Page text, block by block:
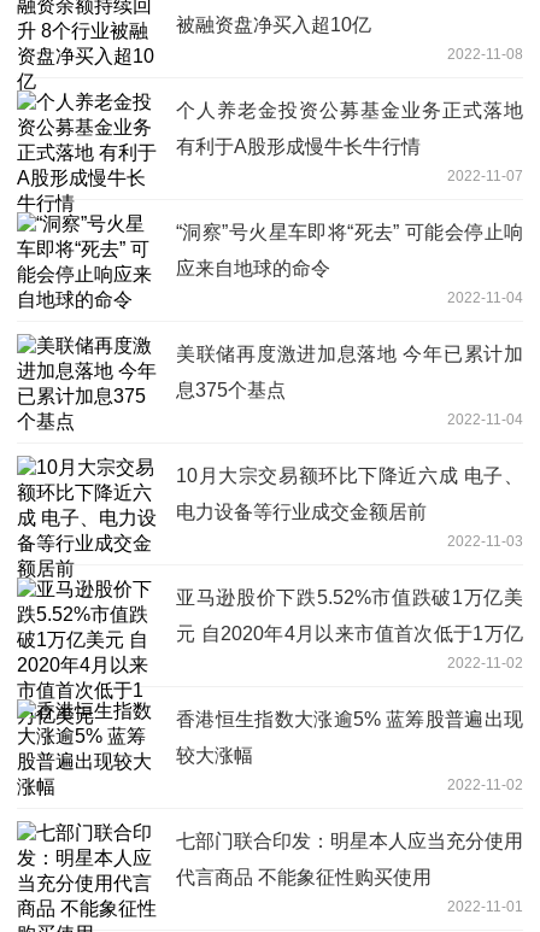
被融资盘净买入超10亿
2022-11-08
个人养老金投资公募基金业务正式落地
有利于A股形成慢牛长牛行情
2022-11-07
“洞察”号火星车即将“死去” 可能会停止响
应来自地球的命令
2022-11-04
美联储再度激进加息落地 今年已累计加
息375个基点
2022-11-04
10月大宗交易额环比下降近六成 电子、
电力设备等行业成交金额居前
2022-11-03
亚马逊股价下跌5.52%市值跌破1万亿美
元 自2020年4月以来市值首次低于1万亿
2022-11-02
香港恒生指数大涨逾5% 蓝筹股普遍出现
较大涨幅
2022-11-02
七部门联合印发：明星本人应当充分使用
代言商品 不能象征性购买使用
2022-11-01